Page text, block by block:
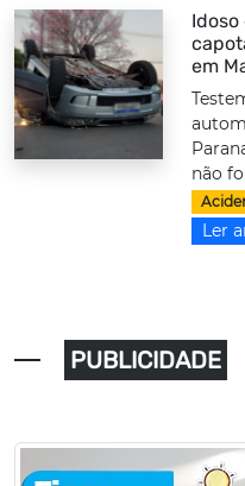
Idoso
em
não
Ler
PUBLICIDADE